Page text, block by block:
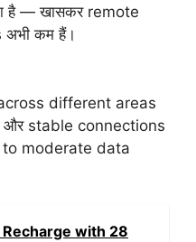
है — खासकर remote
कम हैं।
different areas
stable connections
moderate data
with 28